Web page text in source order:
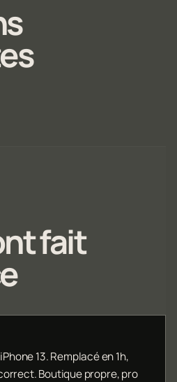
fait
13. Remplacé en 1h,
Boutique propre, pro